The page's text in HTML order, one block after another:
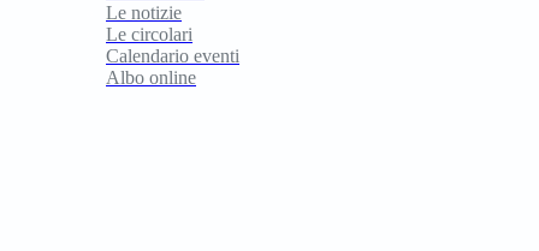
Le notizie
Le circolari
Calendario eventi
Albo online